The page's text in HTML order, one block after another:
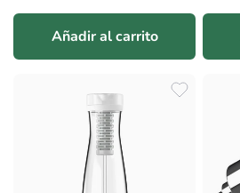
Añadir al carrito